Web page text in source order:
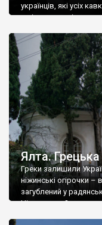
українців, які усіх
є відданими
Ялта.
Греки залишили
ніжинські огірочки –
загублений у
Ніжин греки?